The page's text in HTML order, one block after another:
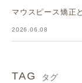
マウスピース矯
2026.06.08
TAG タグ